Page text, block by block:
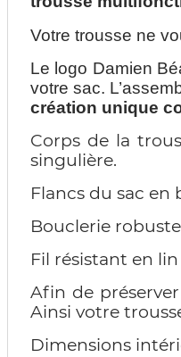
Votre trousse ne
Le logo Damien
votre sac.
création unique
Corps de la
singulière.
Flancs du sac en
Bouclerie
Fil résistant en lin
Afin de
Ainsi votre
Dimensions